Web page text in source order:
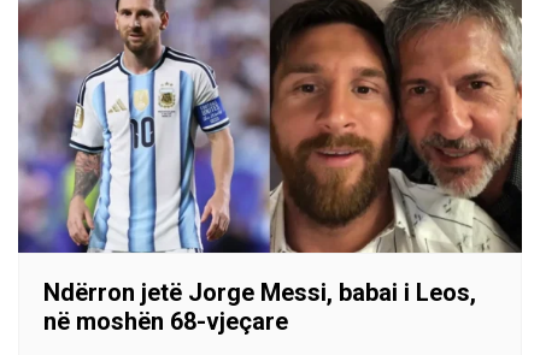
Ndërron jetë Jorge Messi, babai i Leos,
në moshën 68-vjeçare